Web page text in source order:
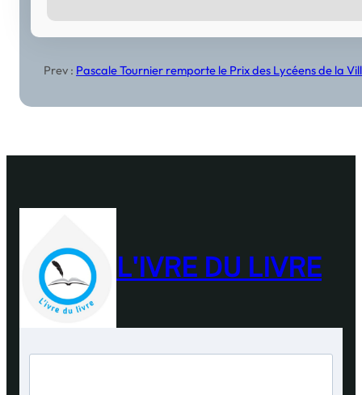
Prev : Pascale Tournier remporte le Prix des Lycéens de la
L'IVRE DU LIVRE